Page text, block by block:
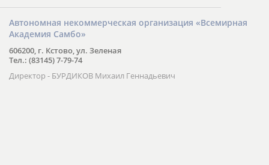
Автономная некоммерческая организация «Всемирная
Академия Самбо»
606200, г. Кстово, ул. Зеленая
Тел.: (83145) 7-79-74
Директор - БУРДИКОВ Михаил Геннадьевич